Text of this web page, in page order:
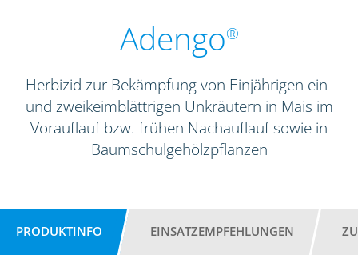
Adengo®
Herbizid zur Bekämpfung von Einjährigen ein-
und zweikeimblättrigen Unkräutern in Mais im
Vorauflauf bzw. frühen Nachauflauf sowie in
Baumschulgehölzpflanzen
PRODUKTINFO EINSATZEMPFEHLUNGEN